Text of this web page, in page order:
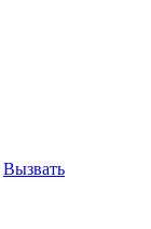
Вызвать